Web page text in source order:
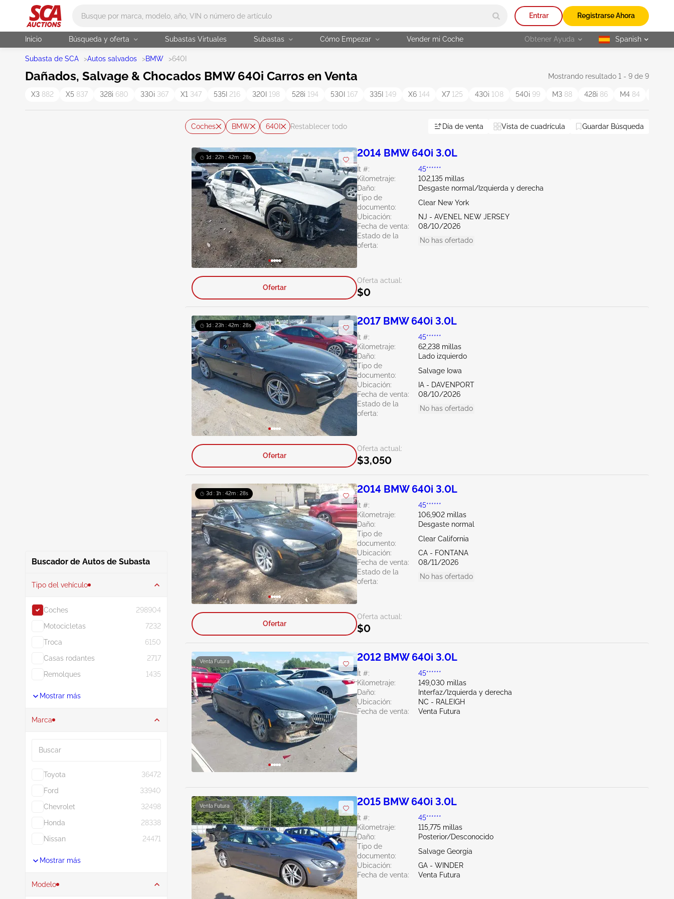
Entrar Registrarse Ahora
Inicio Búsqueda y oferta Subastas Virtuales Subastas Cómo Empezar Vender mi Coche Obtener Ayuda selected
Spanish
Subasta de SCA >Autos salvados >BMW >640I
Dañados, Salvage & Chocados BMW 640i Carros en Venta Mostrando resultado 1 - 9 de 9
X3 882 X5 837 328i 680 330i 367 X1 347 535I 216 320I 198 528i 194 530I 167 335I 149 X6 144 X7 125 430i 108 540i 99 M3 88 428i 86 M4 84
Buscador de Autos de Subasta
Tipo del vehículo
Coches
298904
Motocicletas
7232
Troca
6150
Casas rodantes
2717
Remolques
1435
Mostrar más
Marca
Toyota
36472
Ford
33940
Chevrolet
32498
Honda
28338
Nissan
24471
Mostrar más
Modelo
Coches BMW 640I Restablecer todo Día de venta Vista de cuadrícula Guardar Búsqueda
1d : 22h : 42m : 27s 2014 BMW 640i 3.0L
Ít #:
45******
Kilometraje:
102,135 millas
Daño:
Desgaste normal/Izquierda y derecha
Tipo de
documento:
Clear New York
Ubicación:
NJ - AVENEL NEW JERSEY
Fecha de venta:
08/10/2026
Estado de la
oferta:
No has ofertado
Oferta actual:
$0
Ofertar
1d : 23h : 42m : 27s 2017 BMW 640i 3.0L
Ít #:
45******
Kilometraje:
62,238 millas
Daño:
Lado izquierdo
Tipo de
documento:
Salvage Iowa
Ubicación:
IA - DAVENPORT
Fecha de venta:
08/10/2026
Estado de la
oferta:
No has ofertado
Oferta actual:
$3,050
Ofertar
3d : 1h : 42m : 27s 2014 BMW 640i 3.0L
Ít #:
45******
Kilometraje:
106,902 millas
Daño:
Desgaste normal
Tipo de
documento:
Clear California
Ubicación:
CA - FONTANA
Fecha de venta:
08/11/2026
Estado de la
oferta:
No has ofertado
Oferta actual:
$0
Ofertar
Venta Futura 2012 BMW 640i 3.0L
Ít #:
45******
Kilometraje:
149,030 millas
Daño:
Interfaz/Izquierda y derecha
Ubicación:
NC - RALEIGH
Fecha de venta:
Venta Futura
Venta Futura 2015 BMW 640i 3.0L
Ít #:
45******
Kilometraje:
115,775 millas
Daño:
Posterior/Desconocido
Tipo de
documento:
Salvage Georgia
Ubicación:
GA - WINDER
Fecha de venta:
Venta Futura